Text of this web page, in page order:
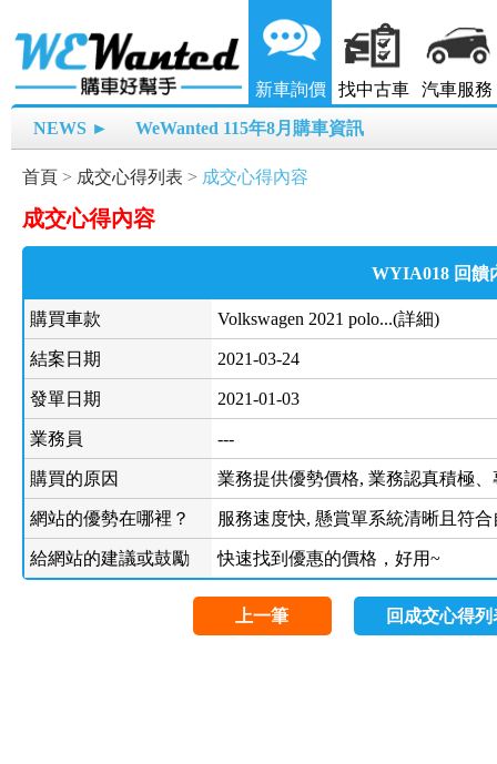
新車詢價 找中古車 汽車服務
NEWS ► WeWanted 115年8月購車資訊
首頁 > 成交心得列表 > 成交心得內容
成交心得內容
WYIA018 回饋
購買車款 Volkswagen 2021 polo...(詳細)
結案日期 2021-03-24
發單日期 2021-01-03
業務員 ---
購買的原因 業務提供優勢價格, 業務認真積極
網站的優勢在哪裡？ 服務速度快, 懸賞單系統清晰且符
給網站的建議或鼓勵 快速找到優惠的價格，好用~
上一筆 回成交心得列